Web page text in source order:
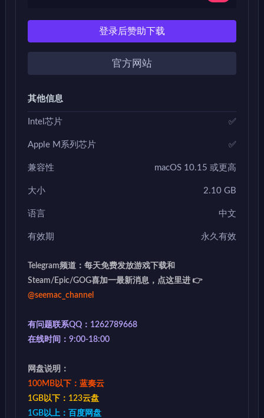
登录后赞助下载
官方网站
其他信息
Intel芯片 ✅
Apple M系列芯片 ✅
兼容性 macOS 10.15 或更高
大小 2.10 GB
语言 中文
有效期 永久有效
Telegram频道：每天免费发放游戏下载和
Steam/Epic/GOG喜加一最新消息，点这里进 👉
@seemac_channel
有问题联系QQ：1262789668
在线时间：9:00-18:00
网盘说明：
100MB以下：蓝奏云
1GB以下：123云盘
1GB以上：百度网盘